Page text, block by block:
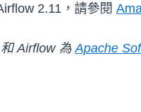
2.11，請參閱
Airflow 為Apache